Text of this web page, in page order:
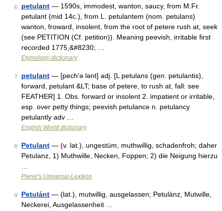
6 petulant — 1590s, immodest, wanton, saucy, from M.Fr.
petulant (mid 14c.), from L. petulantem (nom. petulans)
wanton, froward, insolent, from the root of petere rush at, seek
(see PETITION (Cf. petition)). Meaning peevish, irritable first
recorded 1775,&#8230; …
Etymology dictionary
7 petulant — [pech′ə lənt] adj. [L petulans (gen. petulantis),
forward, petulant &LT; base of petere, to rush at, fall: see
FEATHER] 1. Obs. forward or insolent 2. impatient or irritable,
esp. over petty things; peevish petulance n. petulancy
petulantly adv …
English World dictionary
8 Petulant — (v. lat.), ungestüm, muthwillig, schadenfroh; daher
Petulanz, 1) Muthwille, Necken, Foppen; 2) die Neigung hierzu
Pierer's Universal-Lexikon
9 Petulánt — (lat.), mutwillig, ausgelassen; Petulánz, Mutwille,
Neckerei, Ausgelassenheit …